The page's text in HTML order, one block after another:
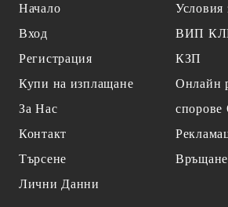
Начало
Вход
Регистрация
Купи на изплащане
За Нас
Контакт
Търсене
Лични Данни
Условия
ВИП
КЗП
Онлайн
спорове
Връщане